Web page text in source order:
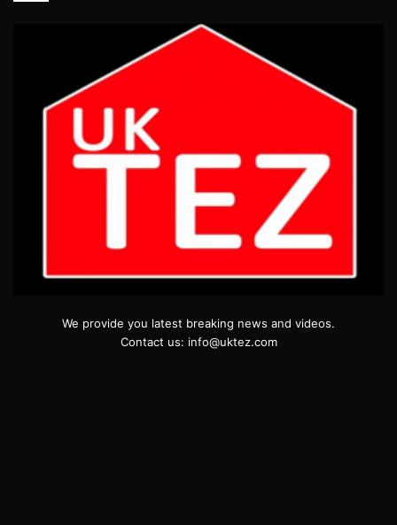
We provide you latest breaking news and videos.
Contact us: info@uktez.com